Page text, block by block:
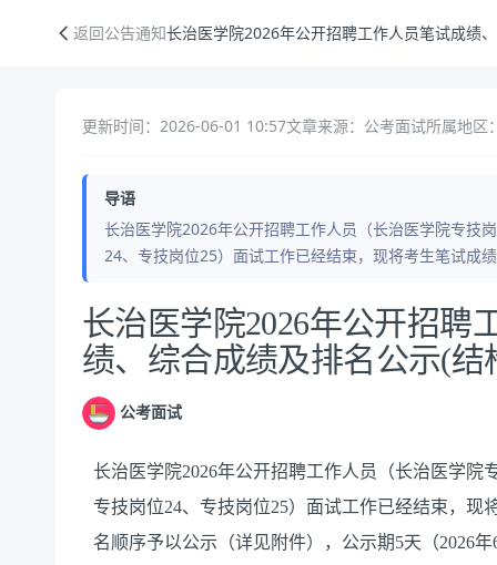
返回公告通知长治医学院2026年公开招聘工作人员笔试成绩
更新时间：2026-06-01 10:57文章来源：公考面试所属地区
导语
长治医学院2026年公开招聘工作人员（长治医学院专技
24、专技岗位25）面试工作已经结束，现将考生笔试成
公告正文
长治医学院2026年公开招聘
绩、综合成绩及排名公示(结
公考面试
长治医学院2026年公开招聘工作人员（长治医学
专技岗位24、专技岗位25）面试工作已经结束，
名顺序予以公示（详见附件），公示期5天（2026